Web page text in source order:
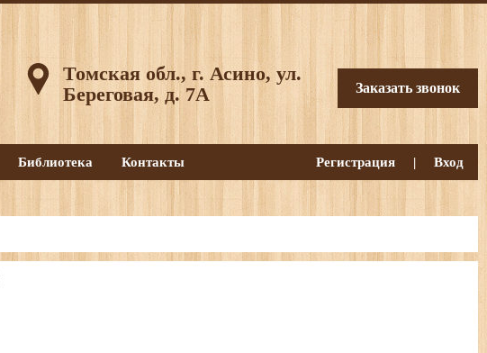
Библиотека Контакты Регистрация | Вход
Томская обл., г. Асино, ул.
Береговая, д. 7А
Заказать звонок